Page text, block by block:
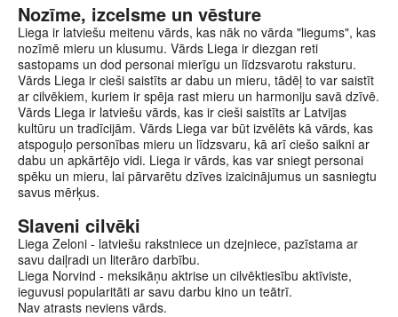
Nozīme, izcelsme un vēsture
Liega ir latviešu meitenu vārds, kas nāk no vārda "liegums", kas
nozīmē mieru un klusumu. Vārds Liega ir diezgan reti
sastopams un dod personai mierīgu un līdzsvarotu raksturu.
Vārds Liega ir cieši saistīts ar dabu un mieru, tādēļ to var saistīt
ar cilvēkiem, kuriem ir spēja rast mieru un harmoniju savā dzīvē.
Vārds Liega ir latviešu vārds, kas ir cieši saistīts ar Latvijas
kultūru un tradīcijām. Vārds Liega var būt izvēlēts kā vārds, kas
atspoguļo personības mieru un līdzsvaru, kā arī ciešo saikni ar
dabu un apkārtējo vidi. Liega ir vārds, kas var sniegt personai
spēku un mieru, lai pārvarētu dzīves izaicinājumus un sasniegtu
savus mērķus.
Slaveni cilvēki
Liega Zeloni - latviešu rakstniece un dzejniece, pazīstama ar
savu daiļradi un literāro darbību.
Liega Norvind - meksikāņu aktrise un cilvēktiesību aktīviste,
ieguvusi popularitāti ar savu darbu kino un teātrī.
Nav atrasts neviens vārds.